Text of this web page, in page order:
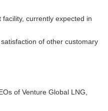
currently expected in
of other customary
of Venture Global LNG,